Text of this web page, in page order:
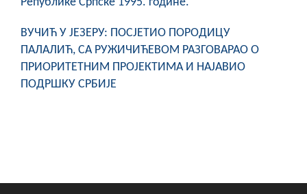
Републике Српске 1995. године.
ВУЧИЋ У ЈЕЗЕРУ: ПОСЈЕТИО ПОРОДИЦУ
ПАЛАЛИЋ, СА РУЖИЧИЋЕВОМ РАЗГОВАРАО О
ПРИОРИТЕТНИМ ПРОЈЕКТИМА И НАЈАВИО
ПОДРШКУ СРБИЈЕ